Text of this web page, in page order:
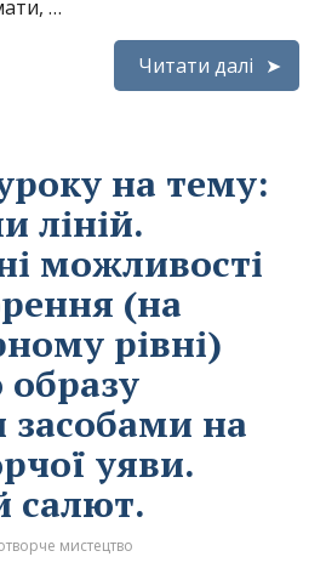
…
Читати далі
на тему:
ліній.
можливості
(на
рівні)
образу
засобами на
уяви.
салют.
мистецтво